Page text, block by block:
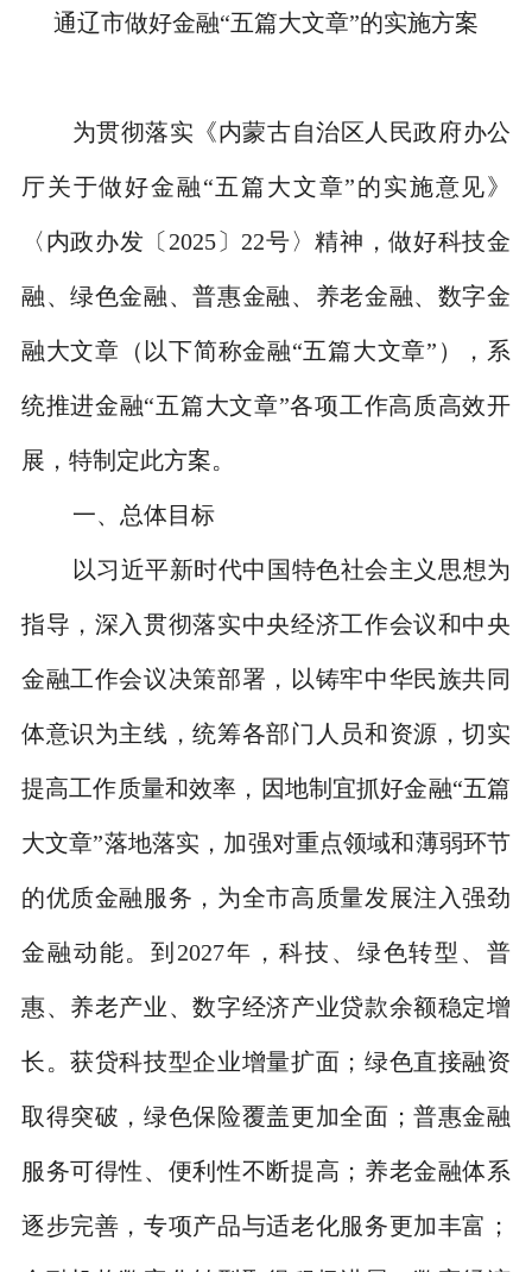
通辽市做好金融“五篇大文章”的实施方案
为贯彻落实《内蒙古自治区人民政府办公
厅关于做好金融“五篇大文章”的实施意见》
〈内政办发〔 2025〕 22号〉精神，做好科技金
融、绿色金融、普惠金融、养老金融、数字金
融大文章（以下简称金融“五篇大文章” ），系
统推进金融“五篇大文章”各项工作高质高效开
展，特制定此方案。
一、总体目标
以习近平新时代中国特色社会主义思想为
指导，深入贯彻落实中央经济工作会议和中央
金融工作会议决策部署，以铸牢中华民族共同
体意识为主线，统筹各部门人员和资源，切实
提高工作质量和效率，因地制宜抓好金融“五篇
大文章”落地落实，加强对重点领域和薄弱环节
的优质金融服务，为全市高质量发展注入强劲
金融动能。到 2027年，科技、绿色转型、普
惠、养老产业、数字经济产业贷款余额稳定增
长。获贷科技型企业增量扩面；绿色直接融资
取得突破，绿色保险覆盖更加全面；普惠金融
服务可得性、便利性不断提高；养老金融体系
逐步完善，专项产品与适老化服务更加丰富；